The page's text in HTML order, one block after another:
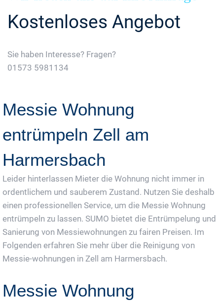
Kostenloses Angebot
Sie haben Interesse? Fragen?
01573 5981134
Messie Wohnung
entrümpeln Zell am
Harmersbach
Leider hinterlassen Mieter die Wohnung nicht immer in
ordentlichem und sauberem Zustand. Nutzen Sie deshalb
einen professionellen Service, um die Messie Wohnung
entrümpeln zu lassen. SUMO bietet die Entrümpelung und
Sanierung von Messiewohnungen zu fairen Preisen. Im
Folgenden erfahren Sie mehr über die Reinigung von
Messie-wohnungen in Zell am Harmersbach.
Messie Wohnung